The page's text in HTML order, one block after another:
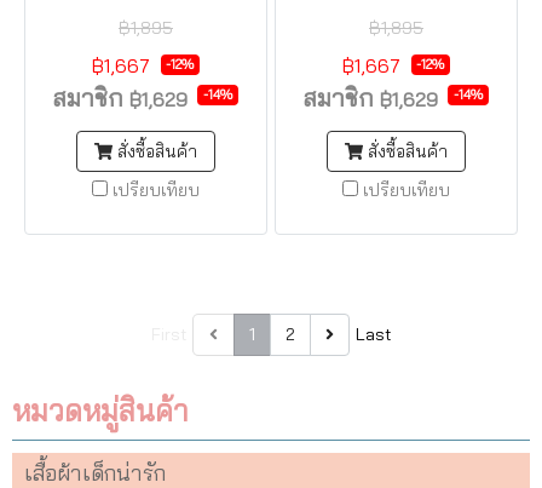
฿1,895
฿1,667 -12%
สมาชิก ฿1,629 -14%
สั่งซื้อสินค้า
เปรียบเทียบ
฿1,895
฿1,667 -12%
สมาชิก ฿1,629 -14%
สั่งซื้อสินค้า
เปรียบเทียบ
1 2 Last
หมวดหมู่สินค้า
เสื้อผ้าเด็กน่ารัก